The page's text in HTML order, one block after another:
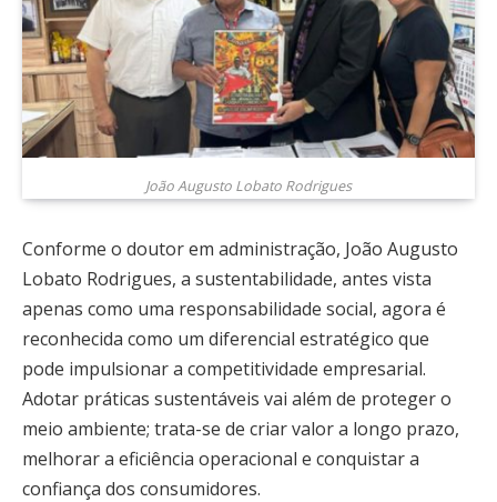
João Augusto Lobato Rodrigues
Conforme o doutor em administração, João Augusto
Lobato Rodrigues, a sustentabilidade, antes vista
apenas como uma responsabilidade social, agora é
reconhecida como um diferencial estratégico que
pode impulsionar a competitividade empresarial.
Adotar práticas sustentáveis vai além de proteger o
meio ambiente; trata-se de criar valor a longo prazo,
melhorar a eficiência operacional e conquistar a
confiança dos consumidores.